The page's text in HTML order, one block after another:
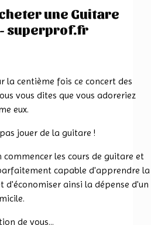
une Guitare
- superprof.fr
la centième fois ce concert des
vous dites que vous adoreriez
eux.
jouer de la guitare !
commencer les cours de guitare et
capable d'apprendre la
d'économiser ainsi la dépense d'un
de vous...